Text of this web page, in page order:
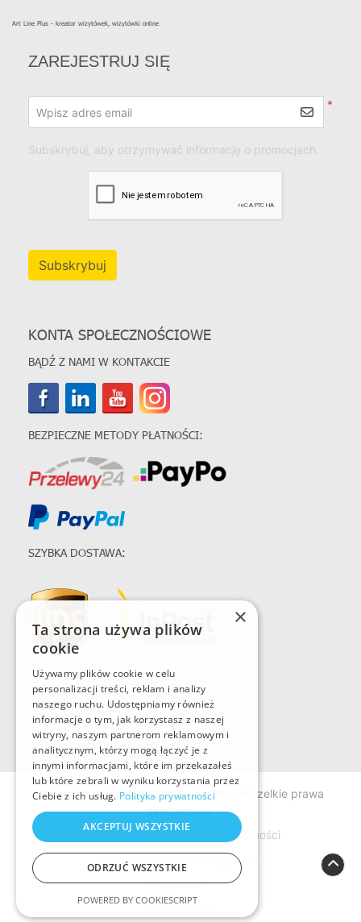
Art Line Plus - kreator wizytówek, wizytówki online
ZAREJESTRUJ SIĘ
*
Wpisz adres email
Subskrybuj, aby otrzymywać informację o promocjach.
Subskrybuj
KONTA SPOŁECZNOŚCIOWE
BĄDŹ Z NAMI W KONTAKCIE
BEZPIECZNE METODY PŁATNOŚCI:
SZYBKA DOSTAWA:
Prawo autorskie © 2020 Art Line Plus. Wszelkie prawa
zastrzeżone.
Polityka bezpieczeństwa i prywatności
Najczęściej zadawane pytania
Regulamin
×
Ta strona używa plików
cookie
Używamy plików cookie w celu
personalizacji treści, reklam i analizy
naszego ruchu. Udostępniamy również
informacje o tym, jak korzystasz z naszej
witryny, naszym partnerom reklamowym i
analitycznym, którzy mogą łączyć je z
innymi informacjami, które im przekazałeś
lub które zebrali w wyniku korzystania przez
Ciebie z ich usług. Polityka prywatności
AKCEPTUJ WSZYSTKIE
ODRZUĆ WSZYSTKIE
POWERED BY COOKIESCRIPT